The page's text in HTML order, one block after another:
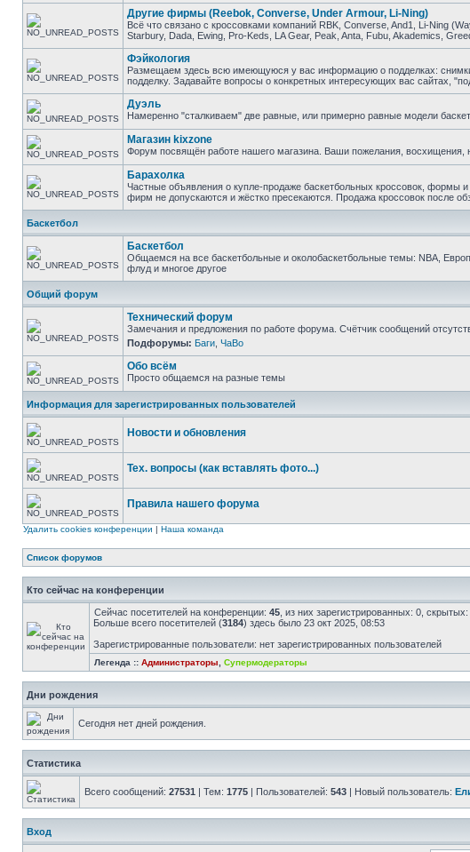
Другие фирмы (Reebok, Converse, Under Armour, Li-Ning)
Всё что связано с кроссовками компаний RBK, Converse, And1, Li-Ning
Starbury, Dada, Ewing, Pro-Keds, LA Gear, Peak, Anta, Fubu, Akademics,
Фэйкология
Размещаем здесь всю имеющуюся у вас информацию о подделках:
подделку. Задавайте вопросы о конкретных интересующих вас сайтах,
Дуэль
Намеренно "сталкиваем" две равные, или примерно равные модели
Магазин kixzone
Форум посвящён работе нашего магазина. Ваши пожелания, восхищения,
Барахолка
Частные объявления о купле-продаже баскетбольных кроссовок, формы
фирм не допускаются и жёстко пресекаются. Продажа кроссовок после
Баскетбол
Баскетбол
Общаемся на все баскетбольные и околобаскетбольные темы: NBA,
флуд и многое другое
Общий форум
Технический форум
Замечания и предложения по работе форума. Счётчик сообщений
Подфорумы: Баги ЧаВо
Обо всём
Просто общаемся на разные темы
Информация для зарегистрированных пользователей
Новости и обновления
Тех. вопросы (как вставлять фото...)
Правила нашего форума
Удалить cookies конференции | Наша команда
Список форумов
Кто сейчас на конференции
Сейчас посетителей на конференции: 45 , из них зарегистрированных: 0,
Больше всего посетителей (3184) здесь было 23 окт 2025, 08:53
Зарегистрированные пользователи: нет зарегистрированных пользователей
Легенда :: Администраторы Супермодераторы
Дни рождения
Сегодня нет дней рождения.
Статистика
Всего сообщений: 27531 | Тем: 1775 | Пользователей: 543 | Новый пользователь:
Вход